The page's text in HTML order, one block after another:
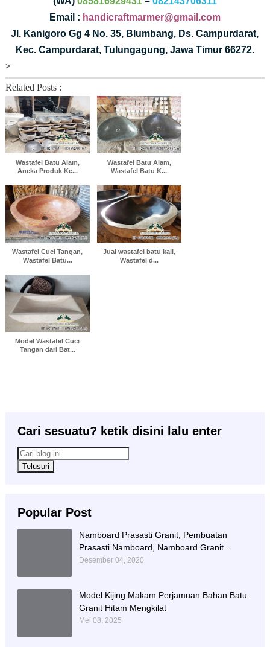
Email : handicraftmarmer@gmail.com
Jl. Kanigoro Gg 4 No. 35, Blumbang, Ds. Campurdarat,
Kec. Campurdarat, Tulungagung, Jawa Timur 66272.
>
Related Posts :
Wastafel Batu Alam,
Aneka Produk Ke...
Wastafel Batu Alam,
Wastafel Batu K...
Wastafel Cuci Tangan,
Wastafel Batu...
Jual wastafel batu kali,
Wastafel d...
Model Wastafel Cuci
Tangan dari Bat...
Cari sesuatu? ketik disini lalu enter
Popular Post
Namboard Prasasti Granit, Pembuatan
Prasasti Namboard, Namboard Granit
Tulungagung
Desember 04, 2020
Model Kijing Makam Perjamuan Bahan Batu
Granit Hitam Mengkilat
Mei 08, 2025